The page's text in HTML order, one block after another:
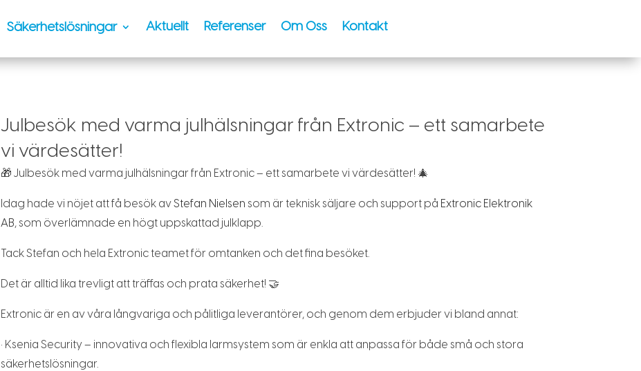
Säkerhetslösningar Aktuellt Referenser Om Oss Kontakt
Julbesök med varma julhälsningar från Extronic – ett samarbete
vi värdesätter!
🎁 Julbesök med varma julhälsningar från Extronic – ett samarbete vi värdesätter! 🎄
Idag hade vi nöjet att få besök avStefan Nielsen som är teknisk säljare och support på Extronic Elektronik
AB, som överlämnade en högt uppskattad julklapp.
Tack Stefan och hela Extronic teamet för omtanken och det fina besöket.
Det är alltid lika trevligt att träffas och prata säkerhet! 🤝
Extronic är en av våra långvariga och pålitliga leverantörer, och genom dem erbjuder vi bland annat:
• Ksenia Security – innovativa och flexibla larmsystem som är enkla att anpassa för både små och stora
säkerhetslösningar.